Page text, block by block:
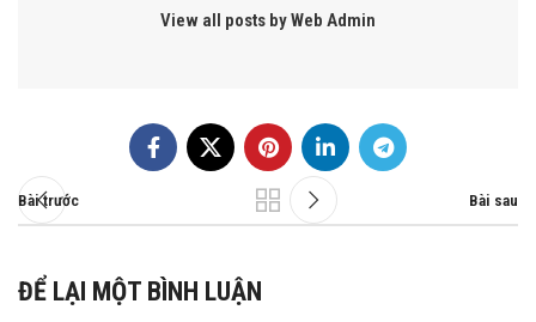
View all posts by Web Admin
Bài trước Bài sau
ĐỂ LẠI MỘT BÌNH LUẬN